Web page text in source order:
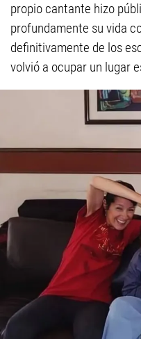
propio cantante hizo
profundamente su vida
definitivamente de los
volvió a ocupar un lugar